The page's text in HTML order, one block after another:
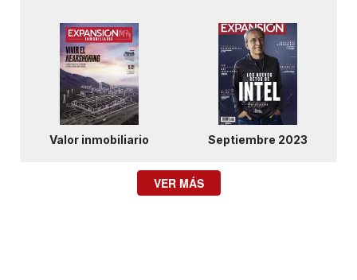
Valor inmobiliario Septiembre 2023
VER MÁS